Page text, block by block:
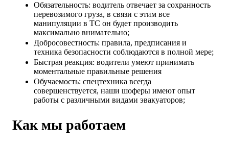
Обязательность: водитель отвечает за сохранность
перевозимого груза, в связи с этим все
манипуляции в ТС он будет производить
максимально внимательно;
Добросовестность: правила, предписания и
техника безопасности соблюдаются в полной мере;
Быстрая реакция: водители умеют принимать
моментальные правильные решения
Обучаемость: спецтехника всегда
совершенствуется, наши шоферы имеют опыт
работы с различными видами эвакуаторов;
Как мы работаем